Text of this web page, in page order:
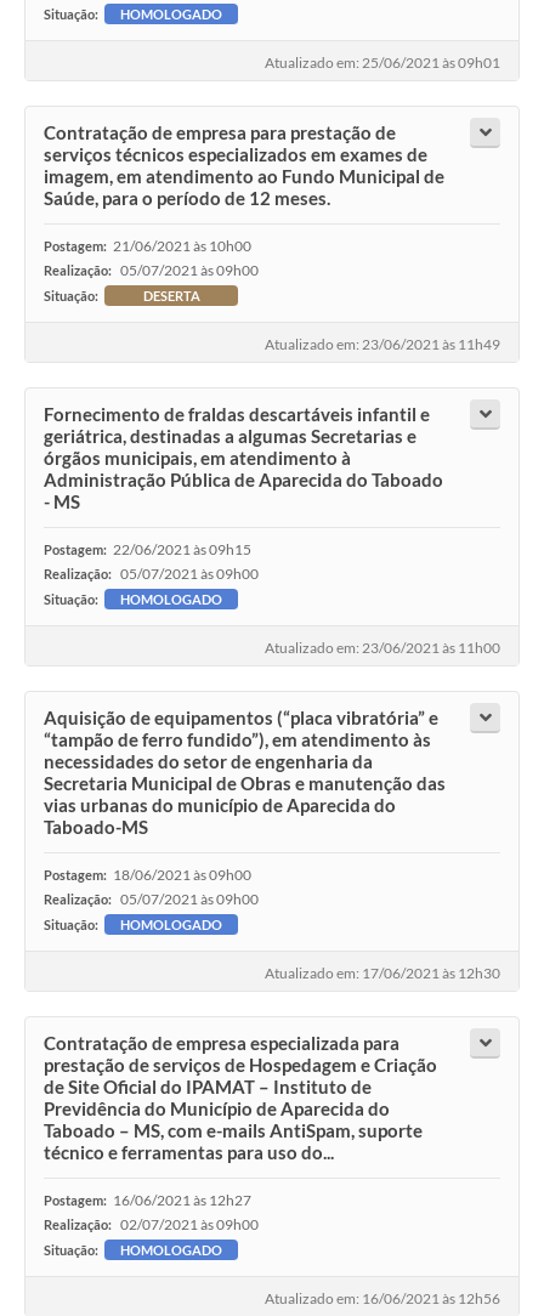
Situação: HOMOLOGADO
Atualizado em: 25/06/2021 às 09h01
Contratação de empresa para prestação de
serviços técnicos especializados em exames de
imagem, em atendimento ao Fundo Municipal de
Saúde, para o período de 12 meses.
Postagem: 21/06/2021 às 10h00
Realização: 05/07/2021 às 09h00
Situação: DESERTA
Atualizado em: 23/06/2021 às 11h49
Fornecimento de fraldas descartáveis infantil e
geriátrica, destinadas a algumas Secretarias e
órgãos municipais, em atendimento à
Administração Pública de Aparecida do Taboado
- MS
Postagem: 22/06/2021 às 09h15
Realização: 05/07/2021 às 09h00
Situação: HOMOLOGADO
Atualizado em: 23/06/2021 às 11h00
Aquisição de equipamentos (“placa vibratória” e
“tampão de ferro fundido”), em atendimento às
necessidades do setor de engenharia da
Secretaria Municipal de Obras e manutenção das
vias urbanas do município de Aparecida do
Taboado-MS
Postagem: 18/06/2021 às 09h00
Realização: 05/07/2021 às 09h00
Situação: HOMOLOGADO
Atualizado em: 17/06/2021 às 12h30
Contratação de empresa especializada para
prestação de serviços de Hospedagem e Criação
de Site Oficial do IPAMAT – Instituto de
Previdência do Município de Aparecida do
Taboado – MS, com e-mails AntiSpam, suporte
técnico e ferramentas para uso do...
Postagem: 16/06/2021 às 12h27
Realização: 02/07/2021 às 09h00
Situação: HOMOLOGADO
Atualizado em: 16/06/2021 às 12h56